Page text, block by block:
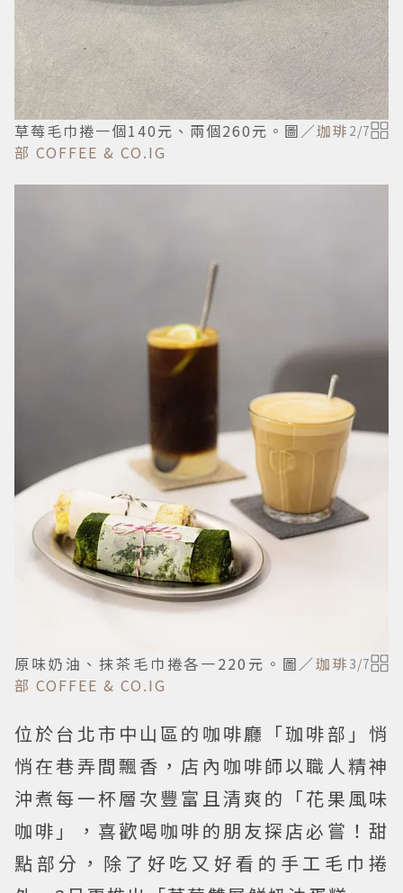
草莓毛巾捲一個140元、兩個260元。圖／珈琲
部 COFFEE & CO.IG
2/7
原味奶油、抹茶毛巾捲各一220元。圖／珈琲
部 COFFEE & CO.IG
3/7
位於台北市中山區的咖啡廳「珈啡部」悄
悄在巷弄間飄香，店內咖啡師以職人精神
沖煮每一杯層次豐富且清爽的「花果風味
咖啡」，喜歡喝咖啡的朋友探店必嘗！甜
點部分，除了好吃又好看的手工毛巾捲